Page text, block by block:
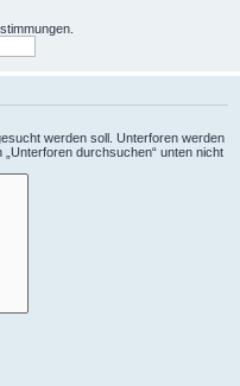
werden soll. Unterforen werden
durchsuchen“ unten nicht